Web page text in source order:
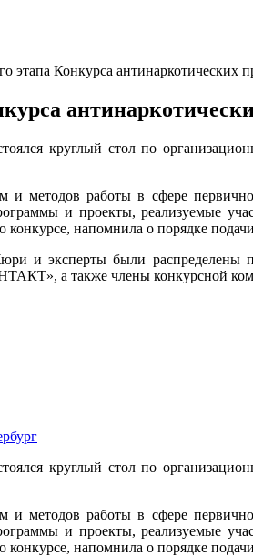
этапа Конкурса антинаркотических
круглый стол по
методов работы в сфере
и проекты, реализуемые
напомнила о порядке
и эксперты были распределены
а также члены конкурсной
круглый стол по
методов работы в сфере
и проекты, реализуемые
напомнила о порядке